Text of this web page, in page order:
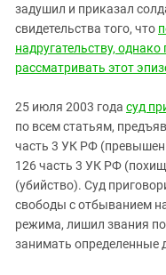
задушил и приказал
свидетельства того, что
надругательству,
рассматривать этот
25 июля 2003 года суд
по всем статьям,
часть 3 УК РФ
126 часть 3 УК РФ
(убийство). Суд
свободы с отбыванием
режима, лишил звания
занимать определенные